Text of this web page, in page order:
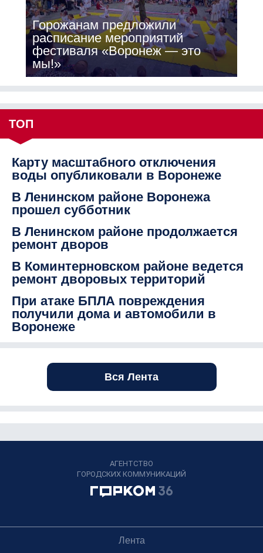
Горожанам предложили
расписание мероприятий
фестиваля «Воронеж — это
мы!»
ТОП
Карту масштабного отключения
воды опубликовали в Воронеже
В Ленинском районе Воронежа
прошел субботник
В Ленинском районе продолжается
ремонт дворов
В Коминтерновском районе ведется
ремонт дворовых территорий
При атаке БПЛА повреждения
получили дома и автомобили в
Воронеже
Вся Лента
АГЕНТСТВО
ГОРОДСКИХ КОММУНИКАЦИЙ
Лента